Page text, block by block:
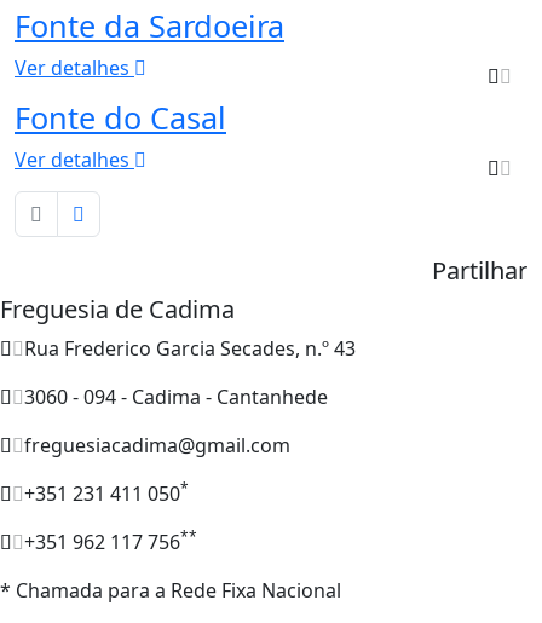
Fonte da Sardoeira
Ver detalhes
Fonte do Casal
Ver detalhes
Partilhar
Freguesia de Cadima
Rua Frederico Garcia Secades, n.º 43
3060 - 094 - Cadima - Cantanhede
freguesiacadima@gmail.com
+351 231 411 050*
+351 962 117 756**
* Chamada para a Rede Fixa Nacional